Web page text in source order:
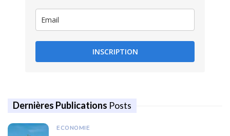
INSCRIPTION
Dernières Publications Posts
ECONOMIE